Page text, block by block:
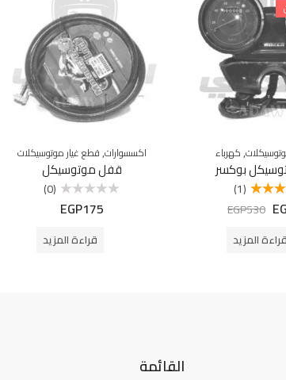
,كهرباء
بوكسر
من 5
(1)
EGP530
قراءة المزيد
اكسسوارات,قطع غيار موتوسيكلات
قفل موتوسيكل
التقييم
(0)
EGP175
قراءة المزيد
القائمة